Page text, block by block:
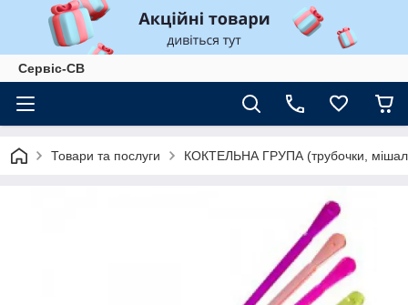
Сервіс-СВ
Товари та послуги КОКТЕЛЬНА ГРУПА (трубочки,